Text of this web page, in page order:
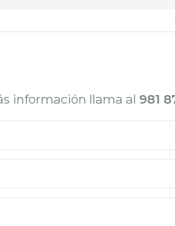
información llama al 981